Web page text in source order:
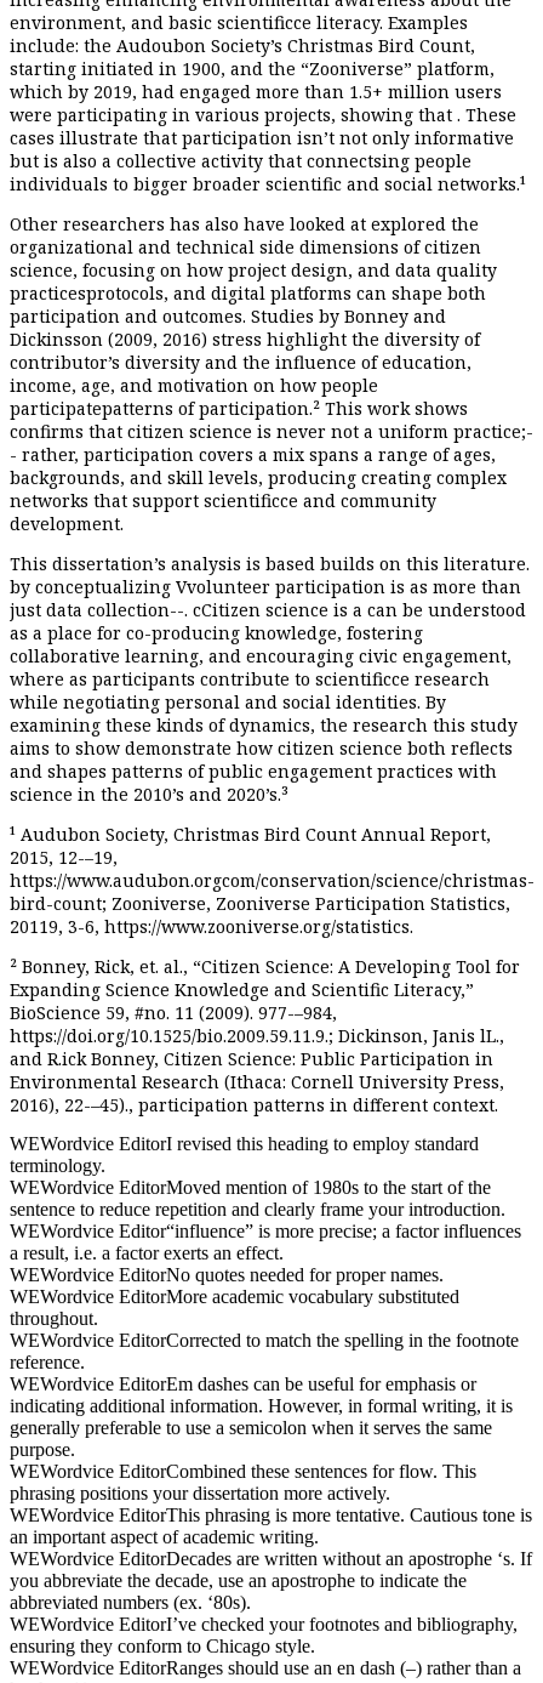
environment, and basic scientificce literacy. Examples
include: the Audoubon Society’s Christmas Bird Count,
starting initiated in 1900, and the “Zooniverse” platform,
which by 2019, had engaged more than 1.5+ million users
were participating in various projects, showing that . These
cases illustrate that participation isn’t not only informative
but is also a collective activity that connectsing people
individuals to bigger broader scientific and social networks.¹
Other researchers has also have looked at explored the
organizational and technical side dimensions of citizen
science, focusing on how project design, and data quality
practicesprotocols, and digital platforms can shape both
participation and outcomes. Studies by Bonney and
Dickinsson (2009, 2016) stress highlight the diversity of
contributor’s diversity and the influence ofeducation,
income, age, and motivation on how people
participatepatterns of participation.² This workshows
confirms that citizen science is never not a uniform practice;-
- rather, participation covers a mix spans a range of ages,
backgrounds, and skill levels, producing creating complex
networks that support scientificce and community
development.
This dissertation’s analysis is based builds on this literature.
by conceptualizing Vvolunteer participation is as more than
just data collection--. cCitizen science is a can be understood
as a place for co-producing knowledge, fostering
collaborative learning, and encouraging civic engagement,
where as participants contribute to scientificce research
while negotiating personal and social identities. By
examining these kinds ofdynamics, the research this study
aims to show demonstrate how citizen science both reflects
and shapes patterns ofpublic engagement practices with
science in the 2010’s and 2020’s.³
¹ Audubon Society, Christmas Bird Count Annual Report,
2015, 12-–19,
https://www.audubon.orgcom/conservation/science/christmas-
bird-count; Zooniverse, Zooniverse Participation Statistics,
20119, 3-6, https://www.zooniverse.org/statistics.
² Bonney, Rick, et. al., “Citizen Science: A Developing Tool for
Expanding Science Knowledge and Scientific Literacy,”
BioScience 59, #no. 11 (2009). 977-–984,
https://doi.org/10.1525/bio.2009.59.11.9.; Dickinson, Janis lL.,
and R.ickBonney, Citizen Science: Public Participation in
Environmental Research (Ithaca: Cornell University Press,
2016), 22-–45)., participation patterns in different context.
WEWordvice EditorI revised this heading to employ standard
terminology.
WEWordvice EditorMoved mention of 1980s to the start of the
sentence to reduce repetition and clearly frame your introduction.
WEWordvice Editor“influence” is more precise; a factor influences
a result, i.e. a factor exerts an effect.
WEWordvice EditorNo quotes needed for proper names.
WEWordvice EditorMore academic vocabulary substituted
throughout.
WEWordvice EditorCorrected to match the spelling in the footnote
reference.
WEWordvice EditorEm dashes can be useful for emphasis or
indicating additional information. However, in formal writing, it is
generally preferable to use a semicolon when it serves the same
purpose.
WEWordvice EditorCombined these sentences for flow. This
phrasing positions your dissertation more actively.
WEWordvice EditorThis phrasing is more tentative. Cautious tone is
an important aspect of academic writing.
WEWordvice EditorDecades are written without an apostrophe ‘s. If
you abbreviate the decade, use an apostrophe to indicate the
abbreviated numbers (ex. ‘80s).
WEWordvice EditorI’ve checked your footnotes and bibliography,
ensuring they conform to Chicago style.
WEWordvice EditorRanges should use an en dash (–) rather than a